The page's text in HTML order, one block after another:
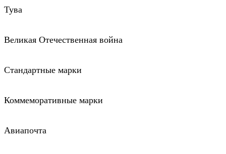
Тува
Великая Отечественная война
Стандартные марки
Коммеморативные марки
Авиапочта